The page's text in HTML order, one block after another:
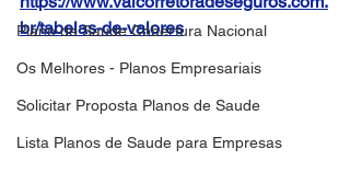
Plano de Saude Cobertura Nacional
Os Melhores - Planos Empresariais
Solicitar Proposta Planos de Saude
Lista Planos de Saude para Empresas
br/tabelas-de-valores